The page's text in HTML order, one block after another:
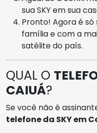
sua SKY em sua
Pronto! Agora é
família e com a
satélite do país.
QUAL O
CAIUÁ?
Se você não é
telefone da SKY em